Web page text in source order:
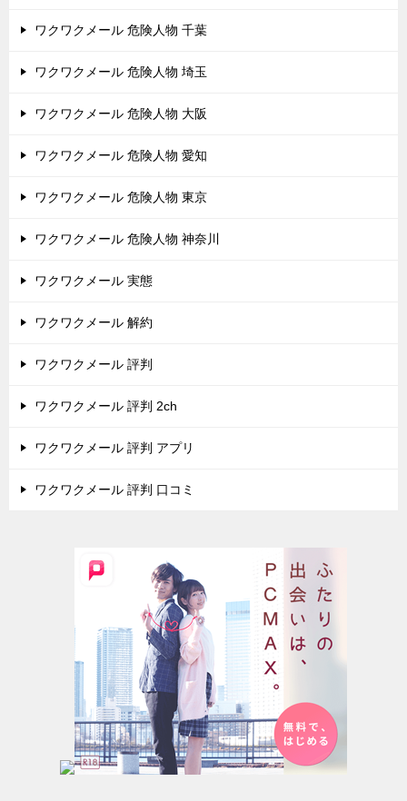
ワクワクメール 危険人物 千葉
ワクワクメール 危険人物 埼玉
ワクワクメール 危険人物 大阪
ワクワクメール 危険人物 愛知
ワクワクメール 危険人物 東京
ワクワクメール 危険人物 神奈川
ワクワクメール 実態
ワクワクメール 解約
ワクワクメール 評判
ワクワクメール 評判 2ch
ワクワクメール 評判 アプリ
ワクワクメール 評判 口コミ